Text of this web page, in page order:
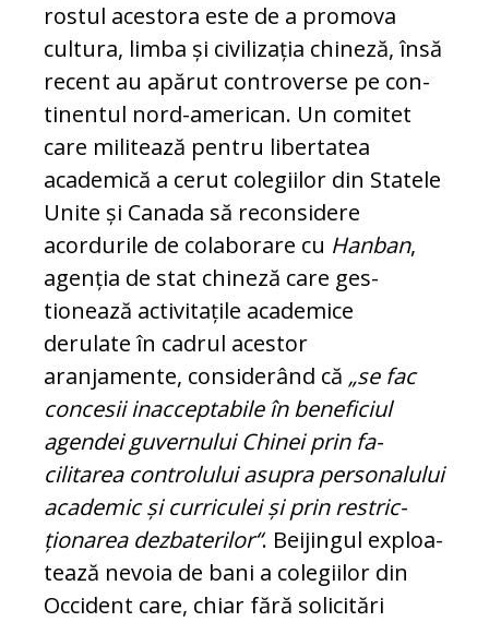
rostul acestora este de a pro­mova
cultura, limba și civilizația chineză, însă
recent au apărut controverse pe con­
tinentul nord-american. Un comitet
care militează pentru libertatea
academică a cerut colegiilor din Statele
Unite și Canada să reconsidere
acordurile de colaborare cu Hanban,
agenția de stat chineză care ges­
tionează activitațile academice
derulate în cadrul acestor
aranjamente, considerând că „se fac
concesii inacceptabile în be­ne­ficiul
agendei guvernului Chinei prin fa­
cilitarea controlului asupra personalului
academic și curriculei și prin restric­
ționarea dezbaterilor“. Beijingul exploa­
tează nevoia de bani a colegiilor din
Occi­dent care, chiar fără solicitări